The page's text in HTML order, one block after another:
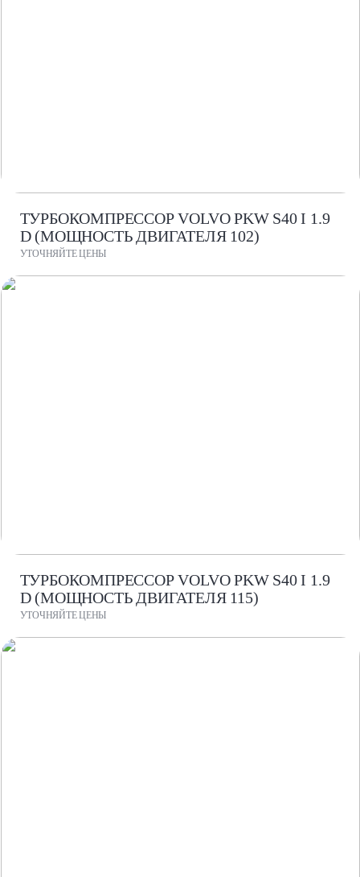
ТУРБОКОМПРЕССОР VOLVO PKW S40 I 1.9
D (МОЩНОСТЬ ДВИГАТЕЛЯ 102)
УТОЧНЯЙТЕ ЦЕНЫ
ТУРБОКОМПРЕССОР VOLVO PKW S40 I 1.9
D (МОЩНОСТЬ ДВИГАТЕЛЯ 115)
УТОЧНЯЙТЕ ЦЕНЫ